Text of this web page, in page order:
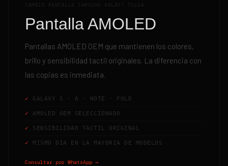
CAMBIO PANTALLA SAMSUNG GALAXY TULUA
Pantalla AMOLED
Pantallas AMOLED OEM que mantienen los colores,
brillo y sensibilidad tactil originales. La diferencia con
las copias es inmediata.
GALAXY S · A · NOTE · FOLD
AMOLED OEM SELECCIONADO
SENSIBILIDAD TACTIL ORIGINAL
MISMO DIA EN LA MAYORIA DE MODELOS
Consultar por WhatsApp →